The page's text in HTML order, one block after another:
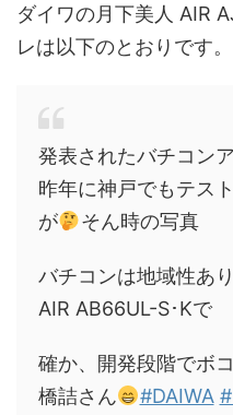
ダイワの月下美人 AIR
レは以下のとおりです。
発表されたバチコン
昨年に神戸でもテス
が
そん時の写真
バチコンは地域性あ
AIR AB66UL-S･Kで
確か、開発段階でボ
橋詰さん
#DAIWA